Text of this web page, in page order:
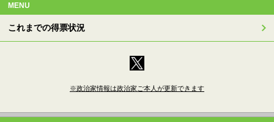
MENU
これまでの得票状況
※政治家情報は政治家ご本人が更新できます